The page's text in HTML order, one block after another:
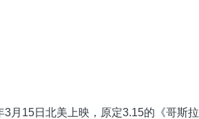
15日北美上映，原定3.15的《哥斯拉